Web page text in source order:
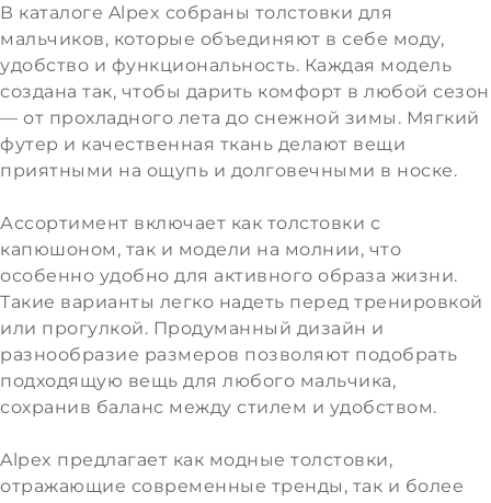
В каталоге Alpex собраны толстовки для
мальчиков, которые объединяют в себе моду,
удобство и функциональность. Каждая модель
создана так, чтобы дарить комфорт в любой сезон
— от прохладного лета до снежной зимы. Мягкий
футер и качественная ткань делают вещи
приятными на ощупь и долговечными в носке.
Ассортимент включает как толстовки с
капюшоном, так и модели на молнии, что
особенно удобно для активного образа жизни.
Такие варианты легко надеть перед тренировкой
или прогулкой. Продуманный дизайн и
разнообразие размеров позволяют подобрать
подходящую вещь для любого мальчика,
сохранив баланс между стилем и удобством.
Alpex предлагает как модные толстовки,
отражающие современные тренды, так и более